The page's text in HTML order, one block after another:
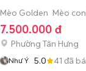
Mèo Golden Mèo
7.500.000 đ
Phường Tân Hưng
Như Ý 5.0 41 đã